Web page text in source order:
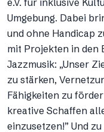
e.V. für inklusive
Umgebung. Dabei
und ohne Handicap
mit Projekten in den
Jazzmusik: „Unser
zu stärken,
Fähigkeiten zu
kreative Schaffen
einzusetzen!” Und